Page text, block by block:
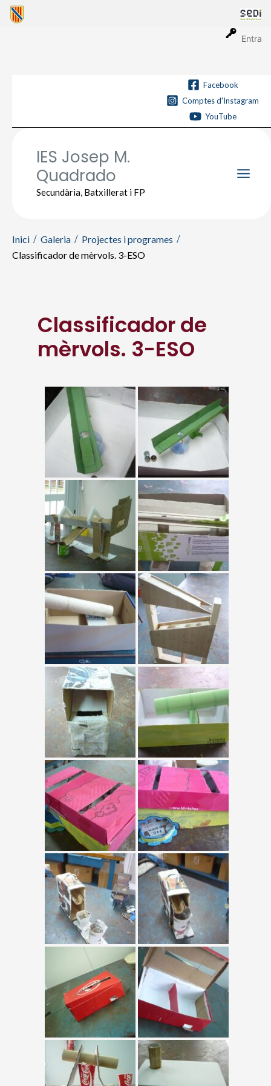
Entra
Vés
Facebook
Comptes d'Instagram
YouTube
IES Josep M.
Quadrado
Secundària, Batxillerat i FP
Inici Galeria
Projectes i programes
Classificador de mèrvols. 3-ESO
Classificador de
mèrvols. 3-ESO